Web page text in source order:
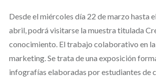
Desde el miércoles día 22 de marzo hasta
abril, podrá visitarse la muestra titulada
conocimiento. El trabajo colaborativo en la
marketing. Se trata de una exposición
infografías elaboradas por estudiantes de